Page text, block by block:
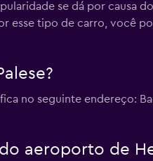
se dá por causa
esse tipo de carro, você
no seguinte endereço:
aeroporto de